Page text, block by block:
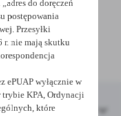
Ci większy komfort
poprzez dopasowanie
zgody na
gwarantuje
się i
do doręczeń
postępowania
Przesyłki
r. nie mają skutku
ePUAP wyłącznie w
trybie KPA, Ordynacji
które